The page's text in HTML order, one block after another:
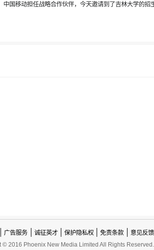
国移动担任战略合作伙伴，今天邀请到了吉林大学的招
广告服务 诚征英才 保护隐私权 免责条款 意见反馈
© 2016 Phoenix New Media Limited All Rights Reserved.